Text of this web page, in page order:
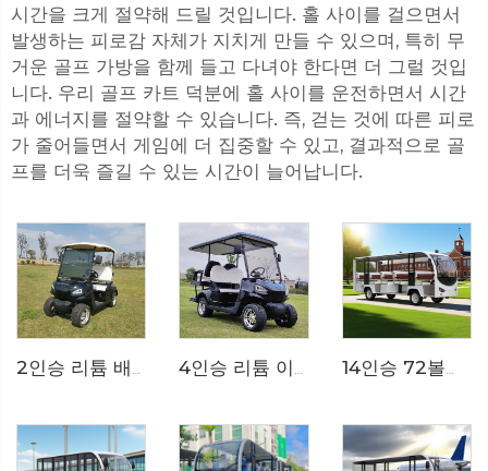
시간을 크게 절약해 드릴 것입니다. 홀 사이를 걸으면서
발생하는 피로감 자체가 지치게 만들 수 있으며, 특히 무
거운 골프 가방을 함께 들고 다녀야 한다면 더 그럴 것입
니다. 우리 골프 카트 덕분에 홀 사이를 운전하면서 시간
과 에너지를 절약할 수 있습니다. 즉, 걷는 것에 따른 피로
가 줄어들면서 게임에 더 집중할 수 있고, 결과적으로 골
프를 더욱 즐길 수 있는 시간이 늘어납니다.